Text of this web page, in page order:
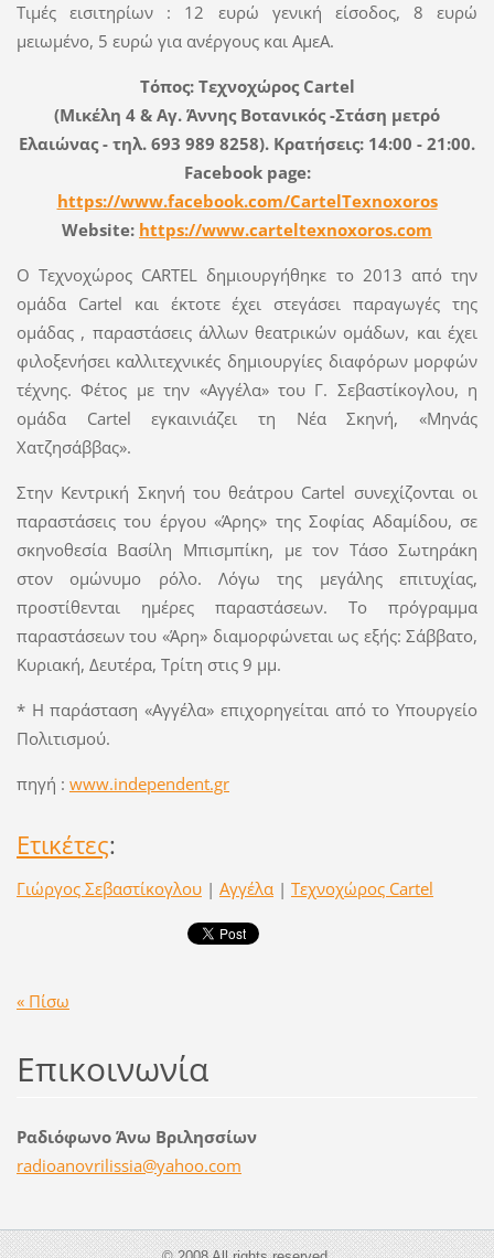
Τιμές εισιτηρίων : 12 ευρώ γενική είσοδος, 8 ευρώ
μειωμένο, 5 ευρώ για ανέργους και ΑμεΑ.
Τόπος: Τεχνοχώρος Cartel
(Μικέλη 4 & Αγ. Άννης Βοτανικός -Στάση μετρό
Ελαιώνας - τηλ. 693 989 8258). Κρατήσεις: 14:00 - 21:00.
Facebook page:
https://www.facebook.com/CartelTexnoxoros
Website: https://www.carteltexnoxoros.com
O Τεχνοχώρος CARTEL δημιουργήθηκε το 2013 από την
ομάδα Cartel και έκτοτε έχει στεγάσει παραγωγές της
ομάδας , παραστάσεις άλλων θεατρικών ομάδων, και έχει
φιλοξενήσει καλλιτεχνικές δημιουργίες διαφόρων μορφών
τέχνης. Φέτος με την «Αγγέλα» του Γ. Σεβαστίκογλου, η
ομάδα Cartel εγκαινιάζει τη Νέα Σκηνή, «Μηνάς
Χατζησάββας».
Στην Κεντρική Σκηνή του θεάτρου Cartel συνεχίζονται οι
παραστάσεις του έργου «Άρης» της Σοφίας Αδαμίδου, σε
σκηνοθεσία Βασίλη Μπισμπίκη, με τον Τάσο Σωτηράκη
στον ομώνυμο ρόλο. Λόγω της μεγάλης επιτυχίας,
προστίθενται ημέρες παραστάσεων. Το πρόγραμμα
παραστάσεων του «Άρη» διαμορφώνεται ως εξής: Σάββατο,
Κυριακή, Δευτέρα, Τρίτη στις 9 μμ.
* Η παράσταση «Αγγέλα» επιχορηγείται από το Υπουργείο
Πολιτισμού.
πηγή : www.independent.gr
Ετικέτες:
Γιώργος Σεβαστίκογλου | Αγγέλα | Τεχνοχώρος Cartel
« Πίσω
Επικοινωνία
Ραδιόφωνο Άνω Βριλησσίων
radioanovrilissia@yahoo.com